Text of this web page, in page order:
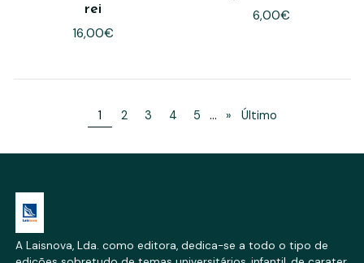
rei
16,00€
6,00€
1 2 3 4 5 ... » Último
A Laisnova, Lda. como editora, dedica-se a todo o tipo de